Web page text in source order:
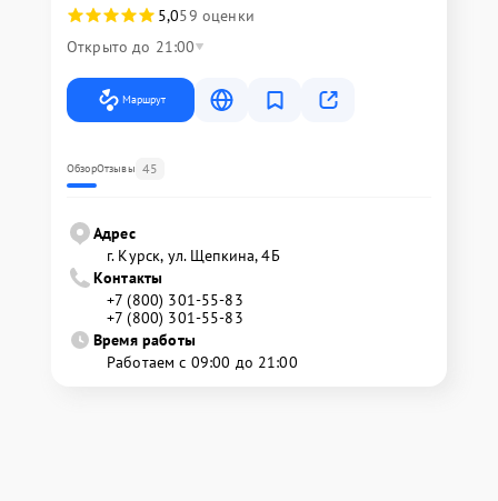
5,059 оценки
Открыто до 21:00
Маршрут
ОбзорОтзывы 45
Адрес
г. Курск, ул. Щепкина, 4Б
Контакты
+7 (800) 301-55-83
+7 (800) 301-55-83
Время работы
Работаем с 09:00 до 21:00